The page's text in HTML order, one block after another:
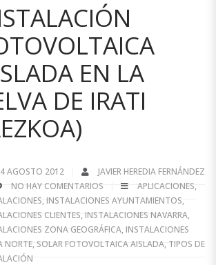
EN LA
DE IRATI
AGOSTO 2012
JAVIER HEREDIA FERNÁNDEZ
NO HAY COMENTARIOS
APLICACIONES,
, INSTALACIONES AYUNTAMIENTOS,
CLIENTES, INSTALACIONES NAVARRA,
ZONA GEOGRÁFICA, INSTALACIONES
NORTE, SOLAR FOTOVOLTAICA AISLADA, TIPOS DE